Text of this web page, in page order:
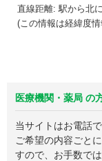
直線距離: 駅から北
(この情報は経緯度
医療機関・薬局 の
当サイトはお電話
ご希望の内容ごと
すので、お手数で